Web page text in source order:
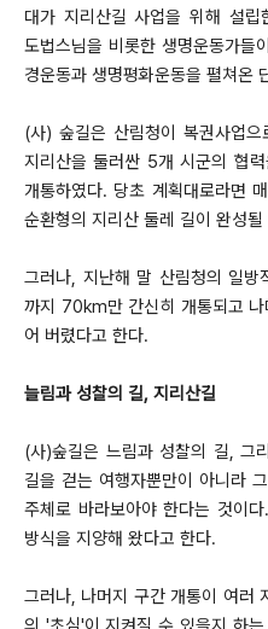
대가 지리산길 사업을 위해 설립
도법스님을 비롯한 생명운동가들
경운동과 생명평화운동을 펼쳐온
(사) 숲길은 산림청이 복권사업
지리산을 둘러싼 5개 시군의 협
개통하였다. 당초 계획대로라면
순환형의 지리산 둘레 길이 완성될
그러나, 지난해 말 산림청의 일방
까지 70km만 간신히 개통되고 나
어 버렸다고 한다.
늘림과 성찰의 길, 지리산길
(사)숲길은 느림과 성찰의 길, 그
길을 걷는 여행자뿐만이 아니라
주체로 바라보아야 한다는 것이
방식을 지양해 왔다고 한다.
그러나, 나머지 구간 개통이 여러